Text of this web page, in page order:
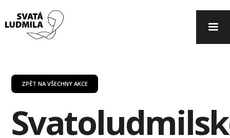
ZPĚT NA VŠECHNY AKCE